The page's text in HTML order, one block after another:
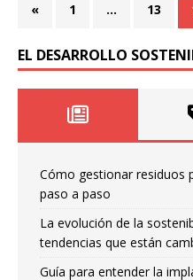
« 1 … 13
EL DESARROLLO
Cómo gestionar residuos
paso a paso
La evolución de la
tendencias que están
Guía para entender la